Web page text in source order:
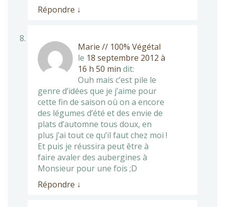
Répondre ↓
Marie // 100% Végétal
le 18 septembre 2012 à
16 h 50 min dit:
Ouh mais c’est pile le
genre d’idées que je j’aime pour
cette fin de saison où on a encore
des légumes d’été et des envie de
plats d’automne tous doux, en
plus j’ai tout ce qu’il faut chez moi !
Et puis je réussira peut être à
faire avaler des aubergines à
Monsieur pour une fois ;D
Répondre ↓